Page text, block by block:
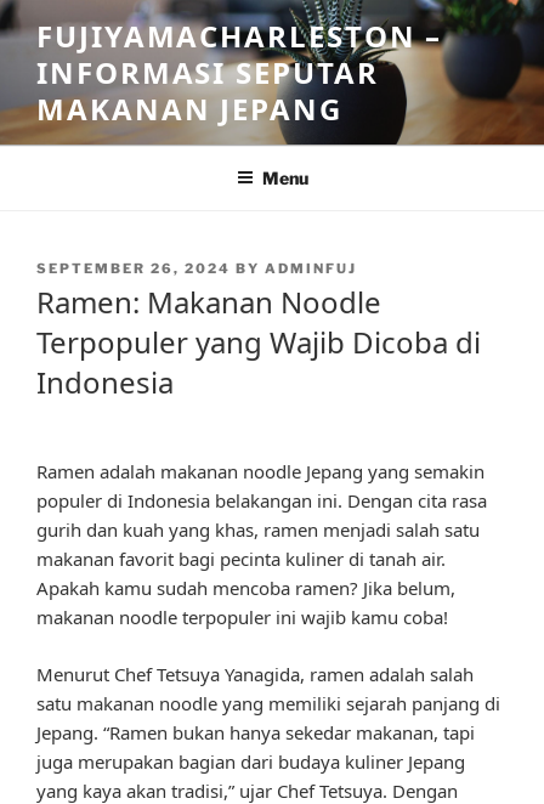
Skip
to
content
FUJIYAMACHARLESTON –
INFORMASI SEPUTAR
MAKANAN JEPANG
Menu
POSTED
SEPTEMBER 26, 2024 BY ADMINFUJ
Ramen: Makanan Noodle
Terpopuler yang Wajib Dicoba di
Indonesia
Ramen adalah makanan noodle Jepang yang semakin
populer di Indonesia belakangan ini. Dengan cita rasa
gurih dan kuah yang khas, ramen menjadi salah satu
makanan favorit bagi pecinta kuliner di tanah air.
Apakah kamu sudah mencoba ramen? Jika belum,
makanan noodle terpopuler ini wajib kamu coba!
Menurut Chef Tetsuya Yanagida, ramen adalah salah
satu makanan noodle yang memiliki sejarah panjang di
Jepang. “Ramen bukan hanya sekedar makanan, tapi
juga merupakan bagian dari budaya kuliner Jepang
yang kaya akan tradisi,” ujar Chef Tetsuya. Dengan